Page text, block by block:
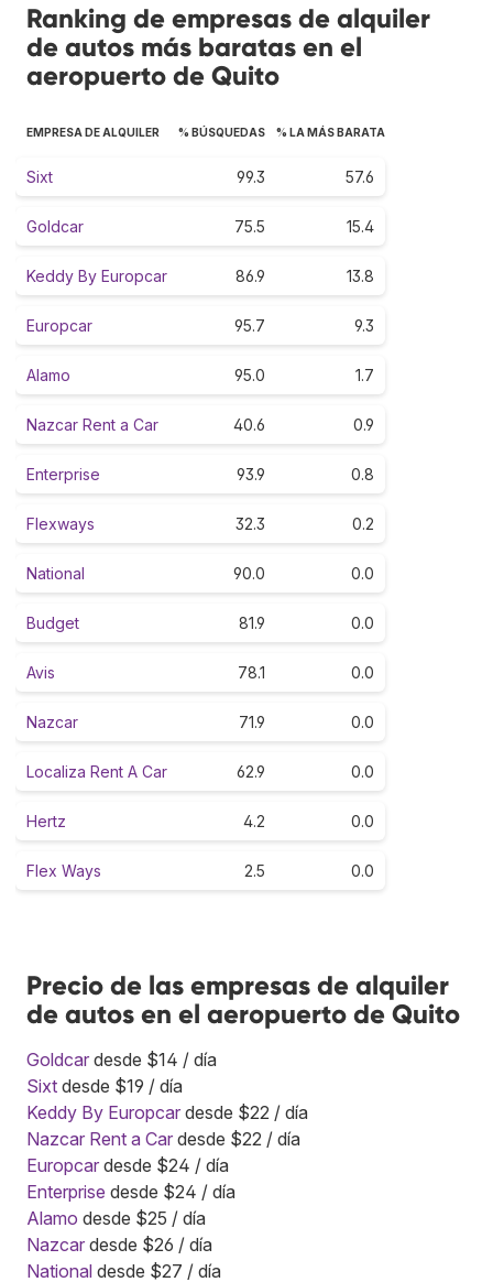
Ranking de empresas de alquiler
de autos más baratas en el
aeropuerto de Quito
EMPRESA DE ALQUILER % BÚSQUEDAS % LA MÁS BARATA
Sixt 99.3 57.6
Goldcar 75.5 15.4
Keddy By Europcar 86.9 13.8
Europcar 95.7 9.3
Alamo 95.0 1.7
Nazcar Rent a Car 40.6 0.9
Enterprise 93.9 0.8
Flexways 32.3 0.2
National 90.0 0.0
Budget 81.9 0.0
Avis 78.1 0.0
Nazcar 71.9 0.0
Localiza Rent A Car 62.9 0.0
Hertz 4.2 0.0
Flex Ways 2.5 0.0
Precio de las empresas de alquiler
de autos en el aeropuerto de Quito
Goldcar desde $14 / día
Sixt desde $19 / día
Keddy By Europcar desde $22 / día
Nazcar Rent a Car desde $22 / día
Europcar desde $24 / día
Enterprise desde $24 / día
Alamo desde $25 / día
Nazcar desde $26 / día
National desde $27 / día